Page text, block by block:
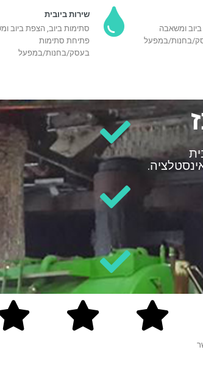
ומשאבה
בחנות/במפעל
שירות ביובית
סתימות ביוב, הצפת ביוב
פתיחת סתימות
בעסק/בחנות/במפעל